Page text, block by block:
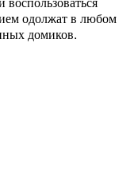
одолжат в любом
домиков.